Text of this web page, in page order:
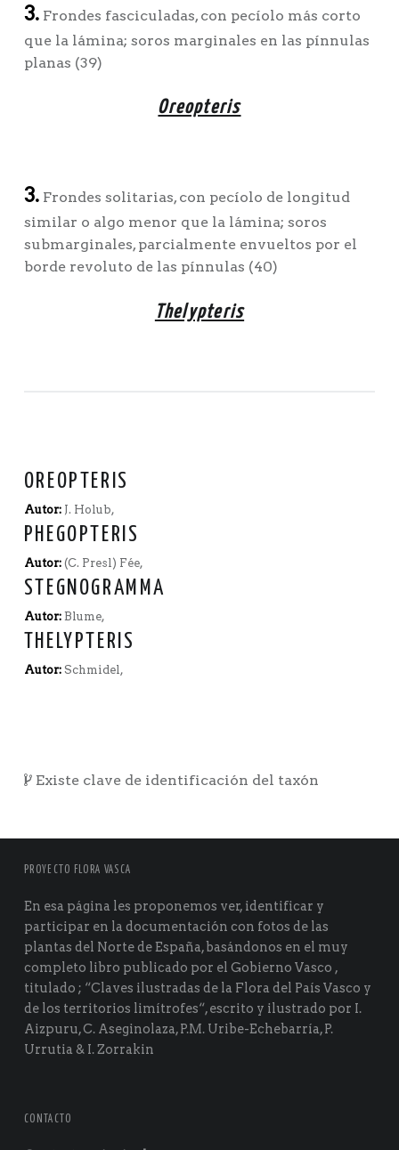
3.Frondes fasciculadas, con pecíolo más corto
que la lámina; soros marginales en las pínnulas
planas (39)
Oreopteris
3.Frondes solitarias, con pecíolo de longitud
similar o algo menor que la lámina; soros
submarginales, parcialmente envueltos por el
borde revoluto de las pínnulas (40)
Thelypteris
OREOPTERIS
Autor: J. Holub,
PHEGOPTERIS
Autor: (C. Presl) Fée,
STEGNOGRAMMA
Autor: Blume,
THELYPTERIS
Autor: Schmidel,
Existe clave de identificación del taxón
PROYECTO FLORA VASCA
En esa página les proponemos ver, identificar y
participar en la documentación con fotos de las
plantas del Norte de España, basándonos en el muy
completo libro publicado por el Gobierno Vasco ,
titulado ; “Claves ilustradas de la Flora del País Vasco y
de los territorios limítrofes“, escrito y ilustrado por I.
Aizpuru, C. Aseginolaza, P.M. Uribe-Echebarría, P.
Urrutia & I. Zorrakin
CONTACTO